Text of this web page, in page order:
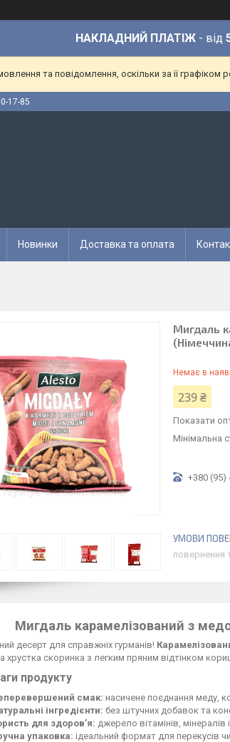
НАКЛАДНИЙ ПЛАТІЖ - від
та повідомлення, оскільки за її
17-85
Новинки Доставка та оплата
Мигдаль
Немає в
239 ₴
Показати
Мінімальна
+380 (95)
повернення
Мигдаль карамелізований з
десерт для справжніх гурманів!
хрустка скоринка з легким пряним відтінком
продукту
смак: насичене поєднання меду,
інгредієнти: без штучних добавок та
для здоров’я: джерело вітамінів, мінералів
упаковка: ідеальний формат для перекусів